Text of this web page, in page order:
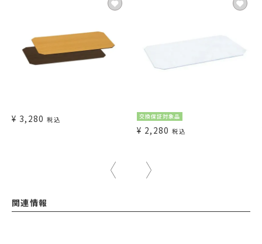
¥ 3,280 税込 交換保証対象品
¥ 2,280 税込
関連情報